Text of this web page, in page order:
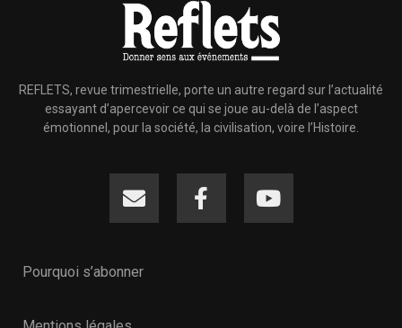
REFLETS, revue trimestrielle, porte un autre regard sur l’actualité
essayant d’apercevoir ce qui se joue au-delà de l’aspect
émotionnel, pour la société, la civilisation, voire l’Histoire.
Pourquoi s’abonner